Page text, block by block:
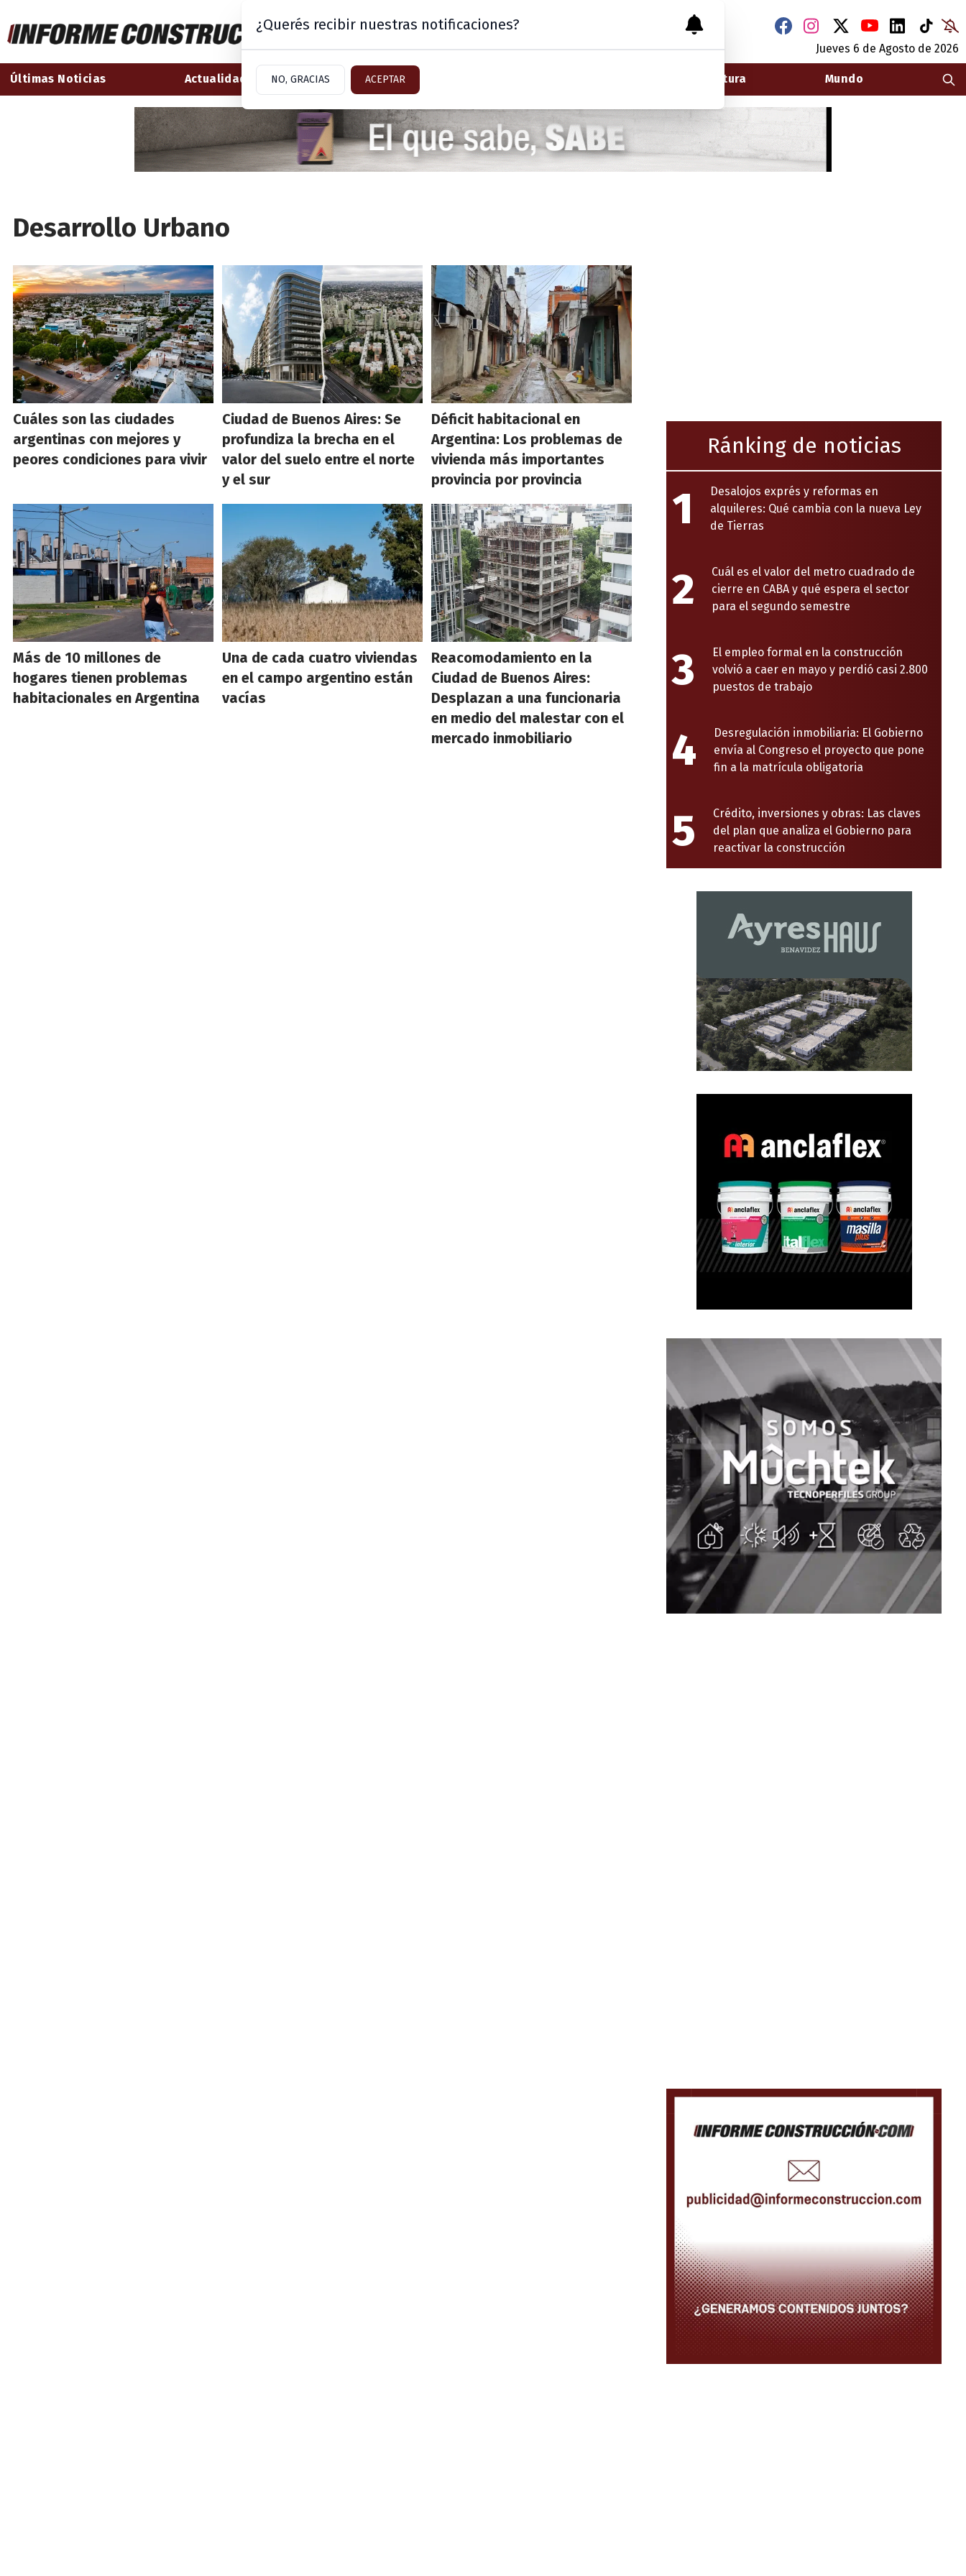
Jueves 6 de Agosto de 2026
Últimas Noticias Actualidad Mercado Arquitectura Mundo
Desarrollo Urbano
Cuáles son las ciudades
argentinas con mejores y
peores condiciones para vivir
Ciudad de Buenos Aires: Se
profundiza la brecha en el
valor del suelo entre el norte
y el sur
Déficit habitacional en
Argentina: Los problemas de
vivienda más importantes
provincia por provincia
Más de 10 millones de
hogares tienen problemas
habitacionales en Argentina
Una de cada cuatro viviendas
en el campo argentino están
vacías
Reacomodamiento en la
Ciudad de Buenos Aires:
Desplazan a una funcionaria
en medio del malestar con el
mercado inmobiliario
Ránking de noticias
1
Desalojos exprés y reformas en
alquileres: Qué cambia con la nueva Ley
de Tierras
2
Cuál es el valor del metro cuadrado de
cierre en CABA y qué espera el sector
para el segundo semestre
3
El empleo formal en la construcción
volvió a caer en mayo y perdió casi 2.800
puestos de trabajo
4
Desregulación inmobiliaria: El Gobierno
envía al Congreso el proyecto que pone
fin a la matrícula obligatoria
5
Crédito, inversiones y obras: Las claves
del plan que analiza el Gobierno para
reactivar la construcción
¿Querés recibir nuestras notificaciones?
NO, GRACIAS ACEPTAR